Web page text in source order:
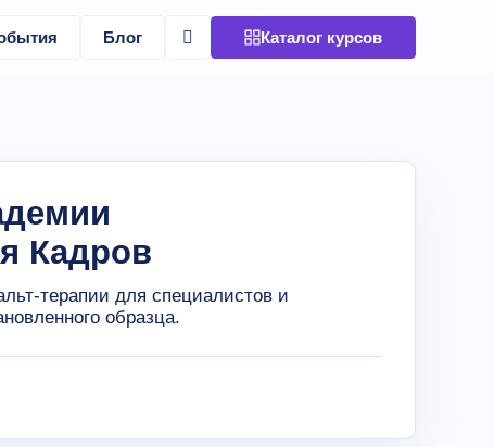
Блог Каталог курсов
Кадров
терапии для специалистов и
образца.